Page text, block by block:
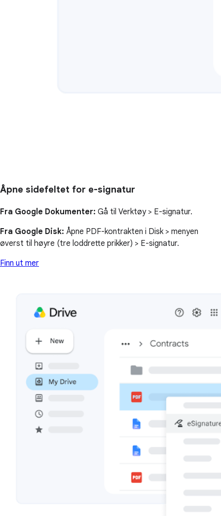
Åpne sidefeltet for e-signatur
Fra Google Dokumenter: Gå til Verktøy > E-signatur.
Fra Google Disk: Åpne PDF-kontrakten i Disk > menyen
øverst til høyre (tre loddrette prikker) > E-signatur.
Finn ut mer